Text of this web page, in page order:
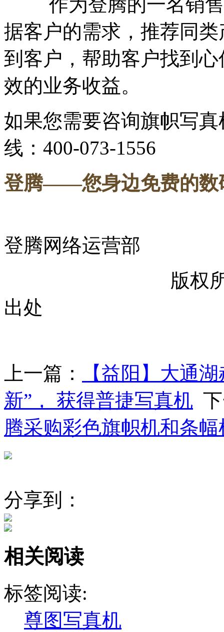
据客户的需求，推荐同
到客户，帮助客户找到
效的业务收益。
如果您需要咨询旗帜写
线：400-073-1556
登腾——您身边免费的数
登腾网络运营部
版权
出处
上一篇：
【益阳】大通
新”， 获得普捷写真机
腾采购彩色旗帜机和条幅
分享到：
相关阅读
标签阅读:
尊图写真机